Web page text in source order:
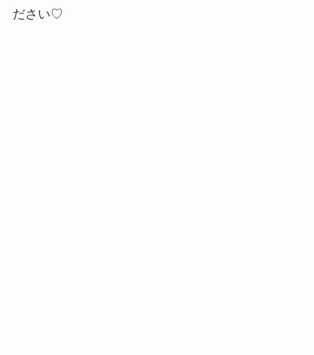
ださい♡